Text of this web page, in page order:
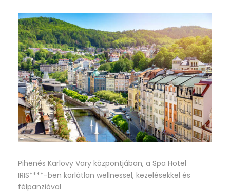
Pihenés Karlovy Vary központjában, a Spa Hotel
IRIS****-ben korlátlan wellnessel, kezelésekkel és
félpanzióval